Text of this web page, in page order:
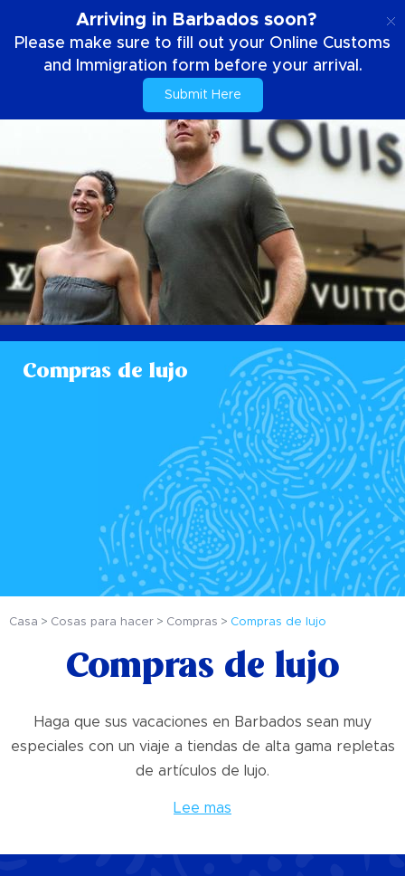
Arriving in Barbados soon?
Please make sure to fill out your Online Customs
and Immigration form before your arrival.
Submit Here
Compras de lujo
Casa Cosas para hacer Compras Compras de lujo
Compras de lujo
Haga que sus vacaciones en Barbados sean muy
especiales con un viaje a tiendas de alta gama repletas
de artículos de lujo.
Lee mas